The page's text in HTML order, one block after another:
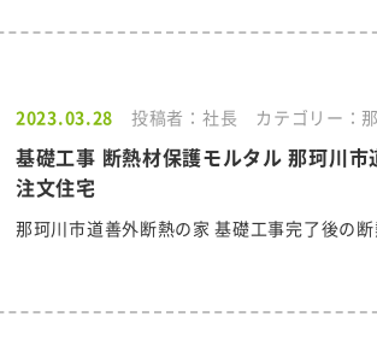
2023.03.28 投稿者：社長 カテゴリー：
基礎工事 断熱材保護モルタル 那珂川
注文住宅
那珂川市道善外断熱の家 基礎工事完了後の